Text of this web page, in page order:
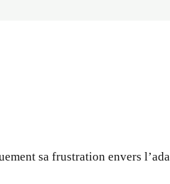
sa frustration envers